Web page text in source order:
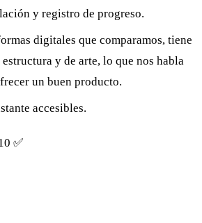
y registro de progreso.
digitales que comparamos, tiene
y de arte, lo que nos habla
un buen producto.
accesibles.
✅